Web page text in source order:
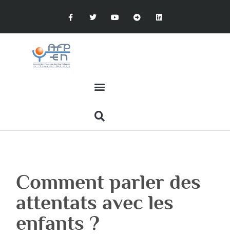
Comment parler des
attentats avec les
enfants ?